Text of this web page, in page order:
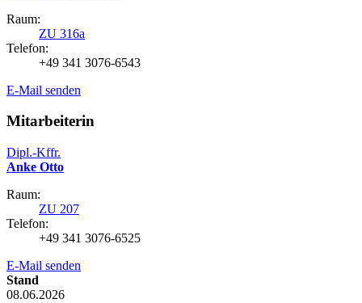
Raum:
ZU 316a
Telefon:
+49 341 3076-6543
E-Mail senden
Mitarbeiterin
Dipl.-Kffr.
Anke Otto
Raum:
ZU 207
Telefon:
+49 341 3076-6525
E-Mail senden
Stand
08.06.2026